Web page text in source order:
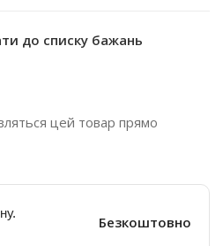
до списку бажань
цей товар прямо
Безкоштовно